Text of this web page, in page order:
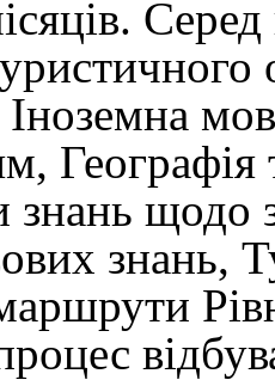
Іноземна
знань щодо
знань,